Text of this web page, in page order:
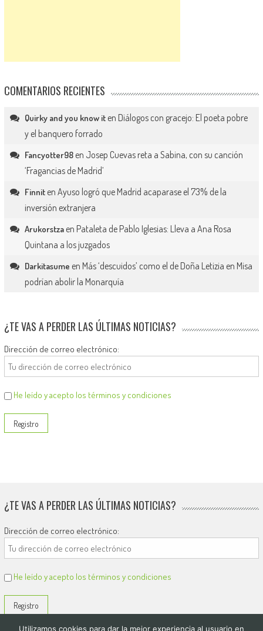
COMENTARIOS RECIENTES
Quirky and you know iten Diálogos con gracejo: El poeta pobre
y el banquero forrado
Fancyotter98en Josep Cuevas reta a Sabina, con su canción
‘Fragancias de Madrid’
Finniten Ayuso logró que Madrid acaparase el 73% de la
inversión extranjera
Arukorstzaen Pataleta de Pablo Iglesias: Lleva a Ana Rosa
Quintana a los juzgados
Darkitasume en Más ‘descuidos’ como el de Doña Letizia en Misa
podrían abolir la Monarquía
¿TE VAS A PERDER LAS ÚLTIMAS NOTICIAS?
Dirección de correo electrónico:
He leído y acepto los términos y condiciones
¿TE VAS A PERDER LAS ÚLTIMAS NOTICIAS?
Dirección de correo electrónico:
He leído y acepto los términos y condiciones
Utilizamos cookies para dar la mejor experiencia al usuario en